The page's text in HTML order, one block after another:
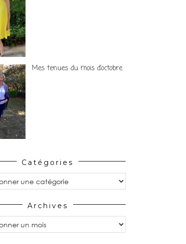
Mes tenues du mois d’octobre.
Catégories
Archives